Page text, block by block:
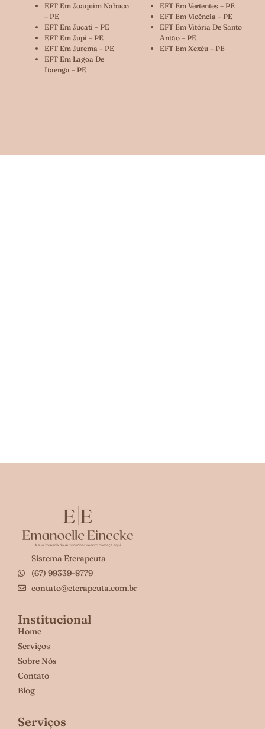
EFT Em Joaquim Nabuco
– PE
EFT Em Jucati – PE
EFT Em Jupi – PE
EFT Em Jurema – PE
EFT Em Lagoa De
Itaenga – PE
EFT Em Vertentes – PE
EFT Em Vicência – PE
EFT Em Vitória De Santo
Antão – PE
EFT Em Xexéu – PE
Sistema Eterapeuta
(67) 99339-8779
contato@eterapeuta.com.br
Institucional
Home
Serviços
Sobre Nós
Contato
Blog
Serviços